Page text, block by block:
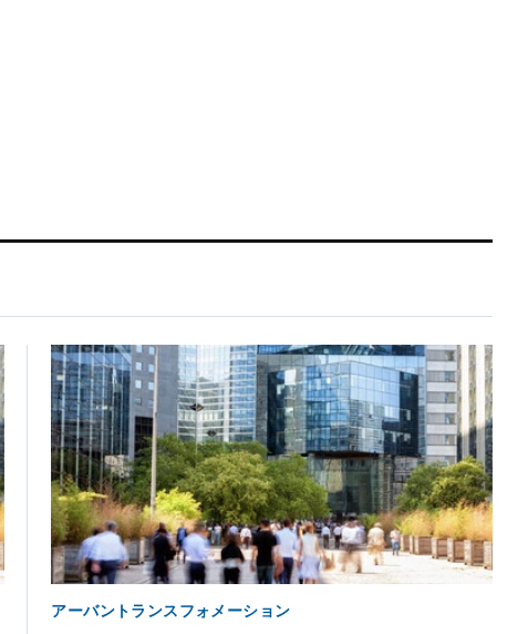
アーバントランスフォメーション